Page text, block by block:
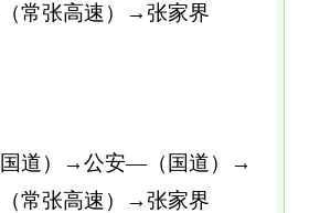
常张高速）→张家界
）→公安—（国道）→
常张高速）→张家界